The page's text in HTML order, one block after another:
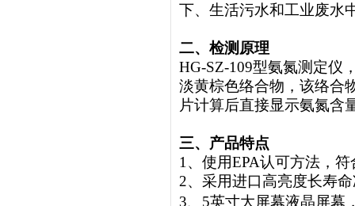
下、生活污水和工业废水
二、检测原理
HG-SZ-109型氨氮测定仪
淡黄棕色络合物，该络合
片计算后直接显示氨氮含
三、产品特点
1、使用EPA认可方法，
2、采用进口高亮度长寿
3、5英寸大屏幕液晶屏幕